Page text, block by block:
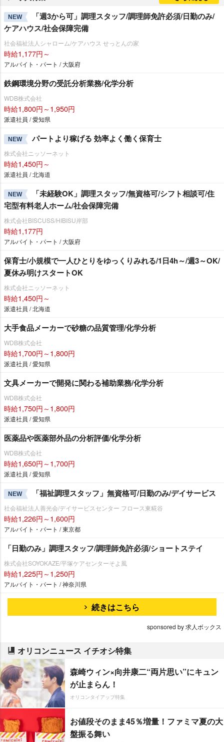
NEW
「週3から可」調理スタッフ/調理師免許必須/日勤のみ/
ケアハウス/社会保障完備
社会福祉法人シャローム/ケアハウス せっとんの家
時給1,177円～
アルバイト・パート / 大阪府
鉄鋼環境分野の受託分析業務/化学分析
WDB株式会社
時給1,800円～1,950円
派遣社員 / 愛知県
NEW パートより稼げる 効率よく働く保育士
株式会社ニッソーネット
時給1,450円～
派遣社員 / 北海道
NEW
「未経験OK」調理スタッフ/無資格可/シフト相談可/住
宅型有料老人ホーム/社会保障完備
株式会社BISCUSS/HIBISU岸部
時給1,177円
アルバイト・パート / 大阪府
保育士/小規模で一人ひとりをゆっくりみれる/1日4h～/週3～OK/
夏休み明けスタートOK
株式会社ニッソーネット
時給1,450円～
派遣社員 / 北海道
大手食品メーカーで砂糖の品質管理/化学分析
WDB株式会社
時給1,700円～1,800円
派遣社員 / 愛知県
文具メーカーで開発に関わる補助業務/化学分析
WDB株式会社
時給1,750円～1,800円
派遣社員 / 愛知県
医薬品や医薬部外品の分析評価/化学分析
WDB株式会社
時給1,650円～1,700円
派遣社員 / 愛知県
NEW 「福祉調理スタッフ」無資格可/日勤のみ/デイサービス
社会福祉法人善光会/デイサービスセンター フロース東糀谷
時給1,226円～1,600円
アルバイト・パート / 東京都
「日勤のみ」調理スタッフ/調理師免許必須/ショートステイ
株式会社SOYOKAZE/平塚ケアセンターそよ風
時給1,225円～1,250円
アルバイト・パート / 神奈川県
続きはこちら
sponsored by 求人ボックス
オリコンニュース イチオシ特集
森崎ウィン×向井康二“両片思い”にキュン
が止まらん！
オリコンタイアップ特集
お値段そのまま45％増量！ファミマ夏の大
盤振る舞い